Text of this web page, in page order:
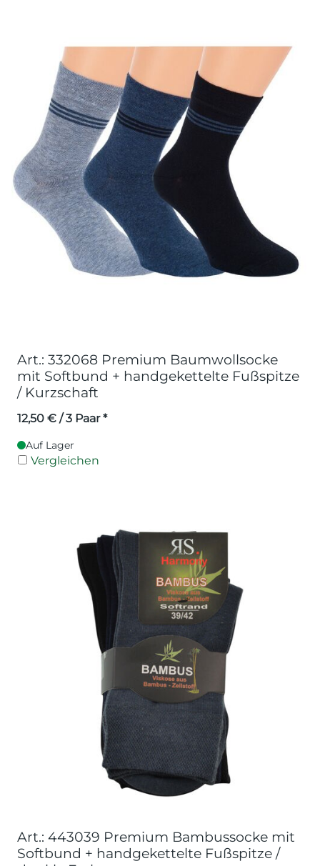
Art.: 332068 Premium Baumwollsocke
mit Softbund + handgekettelte Fußspitze
/ Kurzschaft
12,50 € / 3 Paar *
Auf Lager
Vergleichen
Art.: 443039 Premium Bambussocke mit
Softbund + handgekettelte Fußspitze /